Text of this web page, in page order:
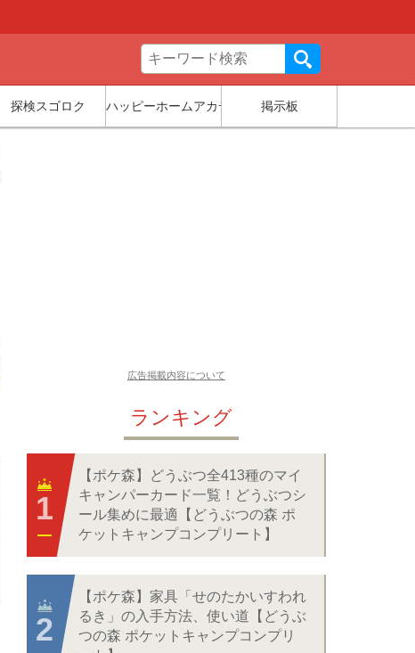
探検スゴロク ハッピーホームアカデミー 掲示板
広告掲載内容について
ランキング
【ポケ森】どうぶつ全413種のマイ
キャンパーカード一覧！どうぶつシ
ール集めに最適【どうぶつの森 ポ
ケットキャンプコンプリート】
【ポケ森】家具「せのたかいすわれ
るき」の入手方法、使い道【どうぶ
つの森 ポケットキャンプコンプリ